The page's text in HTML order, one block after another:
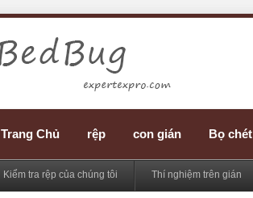
Trang Chủ rệp con gián Bọ chét
Kiểm tra rệp của chúng tôi Thí nghiệm trên gián